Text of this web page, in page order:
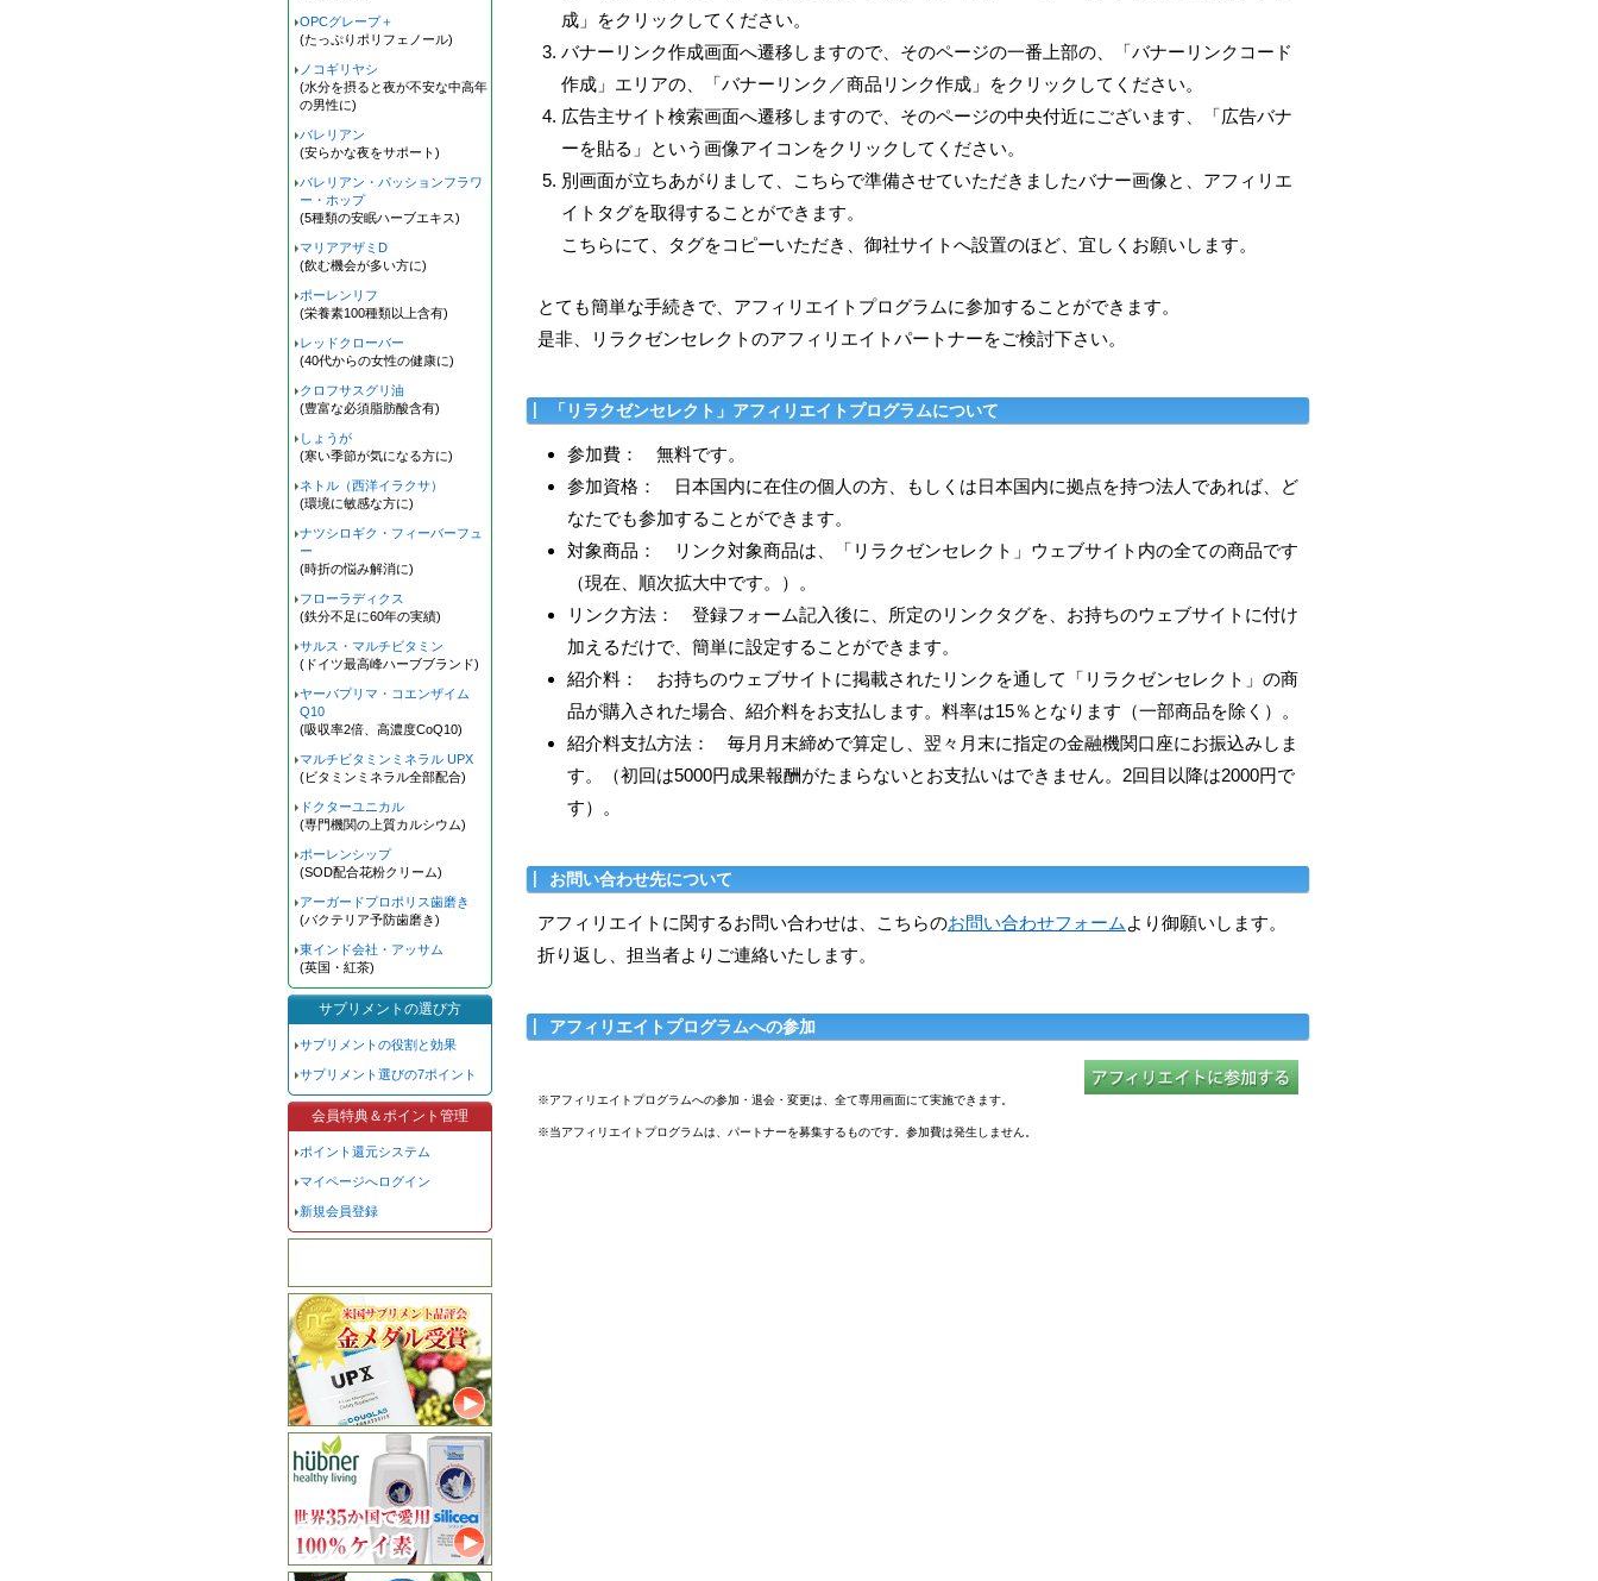
成」をクリックしてください。
バナーリンク作成画面へ遷移しますので、そのページの一番上部の、「バナーリンクコード
作成」エリアの、「バナーリンク／商品リンク作成」をクリックしてください。
広告主サイト検索画面へ遷移しますので、そのページの中央付近にございます、「広告バナ
ーを貼る」という画像アイコンをクリックしてください。
別画面が立ちあがりまして、こちらで準備させていただきましたバナー画像と、アフィリエ
イトタグを取得することができます。
こちらにて、タグをコピーいただき、御社サイトへ設置のほど、宜しくお願いします。
とても簡単な手続きで、アフィリエイトプログラムに参加することができます。
是非、リラクゼンセレクトのアフィリエイトパートナーをご検討下さい。
「リラクゼンセレクト」アフィリエイトプログラムについて
参加費： 無料です。
参加資格： 日本国内に在住の個人の方、もしくは日本国内に拠点を持つ法人であれば、ど
なたでも参加することができます。
対象商品： リンク対象商品は、「リラクゼンセレクト」ウェブサイト内の全ての商品です
（現在、順次拡大中です。）。
リンク方法： 登録フォーム記入後に、所定のリンクタグを、お持ちのウェブサイトに付け
加えるだけで、簡単に設定することができます。
紹介料： お持ちのウェブサイトに掲載されたリンクを通して「リラクゼンセレクト」の商
品が購入された場合、紹介料をお支払します。料率は15％となります（一部商品を除く）。
紹介料支払方法： 毎月月末締めで算定し、翌々月末に指定の金融機関口座にお振込みしま
す。（初回は5000円成果報酬がたまらないとお支払いはできません。2回目以降は2000円で
す）。
お問い合わせ先について
アフィリエイトに関するお問い合わせは、こちらのお問い合わせフォーム より御願いします。
折り返し、担当者よりご連絡いたします。
アフィリエイトプログラムへの参加
※アフィリエイトプログラムへの参加・退会・変更は、全て専用画面にて実施できます。
※当アフィリエイトプログラムは、パートナーを募集するものです。参加費は発生しません。
OPCグレープ＋
(たっぷりポリフェノール)
ノコギリヤシ
(水分を摂ると夜が不安な中高年
の男性に)
バレリアン
(安らかな夜をサポート)
バレリアン・パッションフラワ
ー・ホップ
(5種類の安眠ハーブエキス)
マリアアザミD
(飲む機会が多い方に)
ポーレンリフ
(栄養素100種類以上含有)
レッドクローバー
(40代からの女性の健康に)
クロフサスグリ油
(豊富な必須脂肪酸含有)
しょうが
(寒い季節が気になる方に)
ネトル（西洋イラクサ）
(環境に敏感な方に)
ナツシロギク・フィーバーフュ
ー
(時折の悩み解消に)
フローラディクス
(鉄分不足に60年の実績)
サルス・マルチビタミン
(ドイツ最高峰ハーブブランド)
ヤーバプリマ・コエンザイム
Q10
(吸収率2倍、高濃度CoQ10)
マルチビタミンミネラル UPX
(ビタミンミネラル全部配合)
ドクターユニカル
(専門機関の上質カルシウム)
ポーレンシップ
(SOD配合花粉クリーム)
アーガードプロポリス歯磨き
(バクテリア予防歯磨き)
東インド会社・アッサム
(英国・紅茶)
サプリメントの選び方
サプリメントの役割と効果
サプリメント選びの7ポイント
会員特典＆ポイント管理
ポイント還元システム
マイページへログイン
新規会員登録